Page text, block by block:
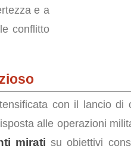
e a
conflitto
con il lancio di
alle operazioni
mirati su obiettivi